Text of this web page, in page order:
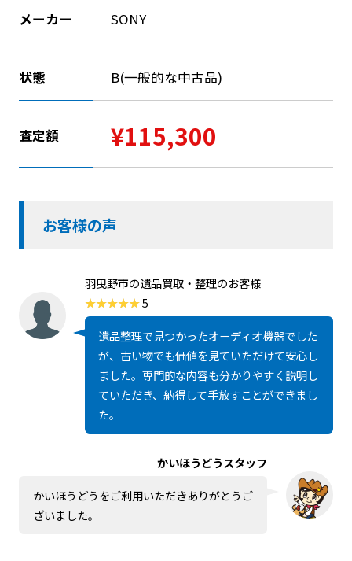
メーカー SONY
状態 B(一般的な中古品)
査定額 ¥115,300
お客様の声
羽曳野市の遺品買取・整理のお客様
5
遺品整理で見つかったオーディオ機器でした
が、古い物でも価値を見ていただけて安心し
ました。専門的な内容も分かりやすく説明し
ていただき、納得して手放すことができまし
た。
かいほうどうスタッフ
かいほうどうをご利用いただきありがとうご
ざいました。